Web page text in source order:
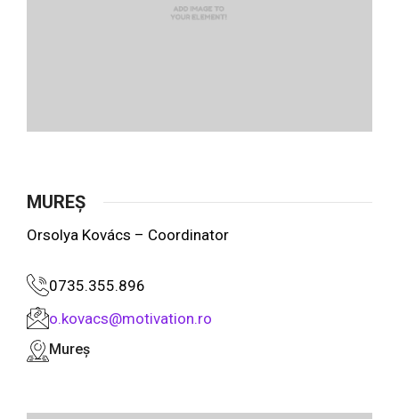
MUREȘ
Orsolya Kovács – Coordinator
0735.355.896
o.kovacs@motivation.ro
Mureș